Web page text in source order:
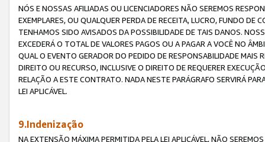
NÓS E NOSSAS AFILIADAS OU LICENCIADORES NÃO SEREMOS
EXEMPLARES, OU QUALQUER PERDA DE RECEITA, LUCRO, FUNDO
TENHAMOS SIDO AVISADOS DA POSSIBILIDADE DE TAIS DANOS.
EXCEDERÁ O TOTAL DE VALORES PAGOS OU A PAGAR A VOCÊ NO
QUAL O EVENTO GERADOR DO PEDIDO DE RESPONSABILIDADE
DIREITO OU RECURSO, INCLUSIVE O DIREITO DE REQUERER
RELAÇÃO A ESTE CONTRATO. NADA NESTE PARÁGRAFO SERVIRÁ
LEI APLICÁVEL.
9.Indenização
NA EXTENSÃO MÁXIMA PERMITIDA PELA LEI APLICÁVEL, NÃO